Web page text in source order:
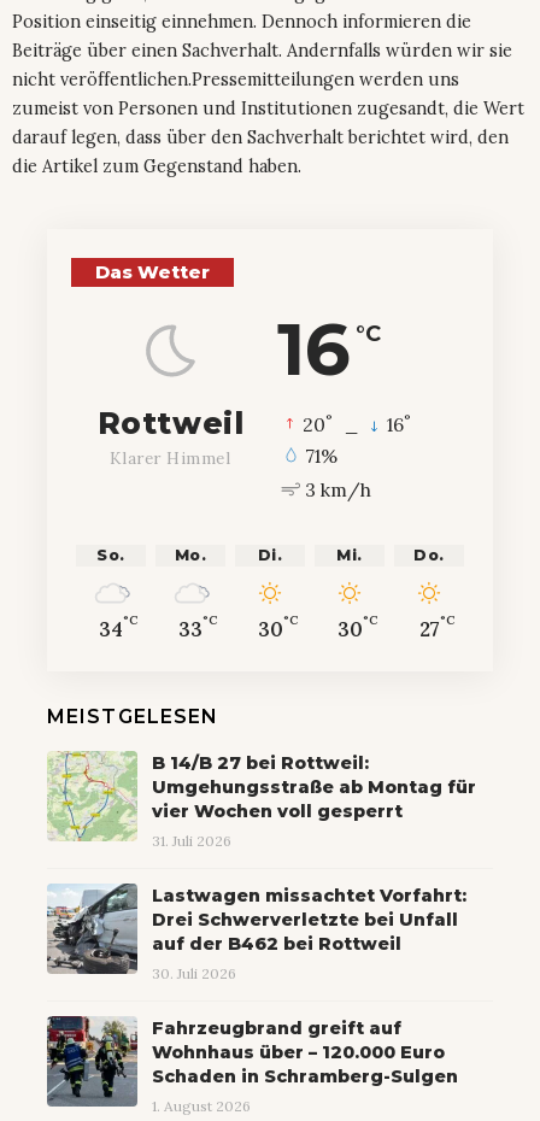
Position einseitig einnehmen. Dennoch informieren die
Beiträge über einen Sachverhalt. Andernfalls würden wir sie
nicht veröffentlichen.Pressemitteilungen werden uns
zumeist von Personen und Institutionen zugesandt, die Wert
darauf legen, dass über den Sachverhalt berichtet wird, den
die Artikel zum Gegenstand haben.
Das Wetter
16 °C
Rottweil
Klarer Himmel
20° 16°
71%
3 km/h
So.
34°C
Mo.
33°C
Di.
30°C
Mi.
30°C
Do.
27°C
MEISTGELESEN
B 14/B 27 bei Rottweil:
Umgehungsstraße ab Montag für
vier Wochen voll gesperrt
31. Juli 2026
Lastwagen missachtet Vorfahrt:
Drei Schwerverletzte bei Unfall
auf der B462 bei Rottweil
30. Juli 2026
Fahrzeugbrand greift auf
Wohnhaus über – 120.000 Euro
Schaden in Schramberg-Sulgen
1. August 2026